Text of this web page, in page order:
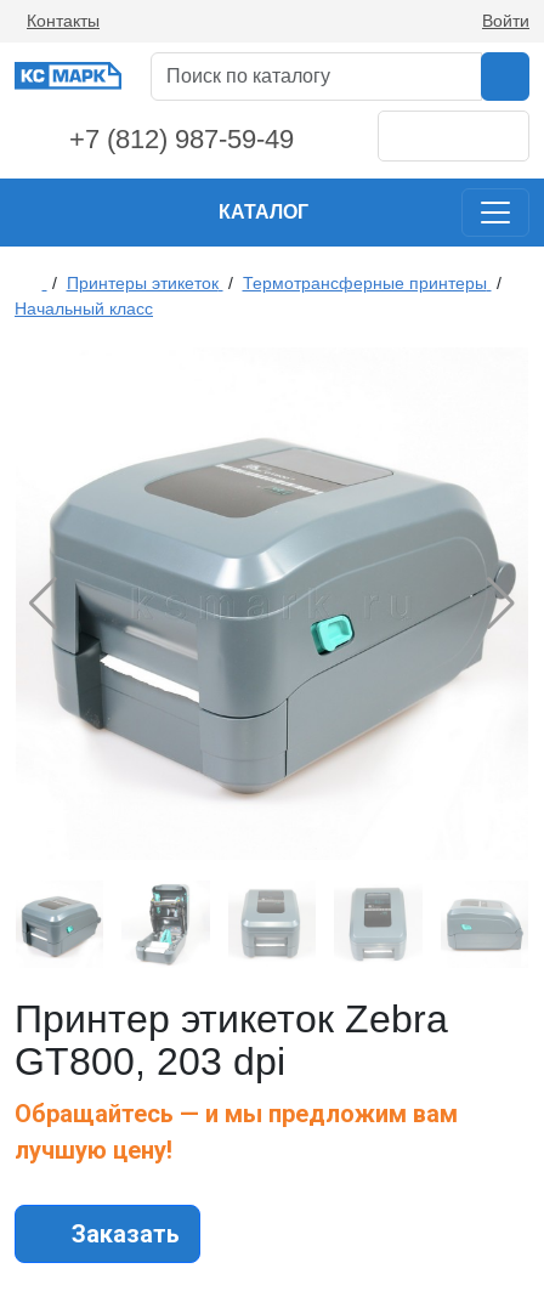
Контакты Войти
+7 (812) 987-59-49
КАТАЛОГ
/ Принтеры этикеток / Термотрансферные принтеры /
Начальный класс
Принтер этикеток Zebra
GT800, 203 dpi
Обращайтесь — и мы предложим вам
лучшую цену!
Заказать